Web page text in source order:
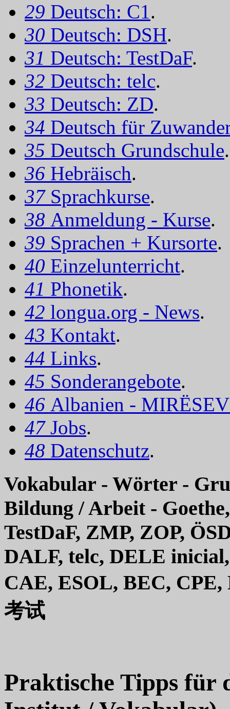
29 Deutsch: C1.
30 Deutsch: DSH.
31 Deutsch: TestDaF.
32 Deutsch: telc.
33 Deutsch: ZD.
34 Deutsch für
35 Deutsch Grundschule.
36 Hebräisch.
37 Sprachkurse.
38 Anmeldung - Kurse.
39 Sprachen + Kursorte.
40 Einzelunterricht.
41 Phonetik.
42 longua.org - News.
43 Kontakt.
44 Links.
45 Sonderangebote.
46 Albanien -
47 Jobs.
48 Datenschutz.
Vokabular - Wörter -
Bildung / Arbeit -
TestDaF, ZMP, ZOP,
DALF, telc, DELE
CAE, ESOL, BEC,
考试
Praktische Tipps für